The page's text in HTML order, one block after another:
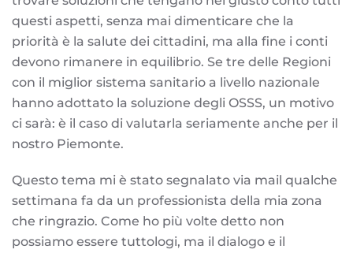
questi aspetti, senza mai dimenticare che la
priorità è la salute dei cittadini, ma alla fine i conti
devono rimanere in equilibrio. Se tre delle Regioni
con il miglior sistema sanitario a livello nazionale
hanno adottato la soluzione degli OSSS, un motivo
ci sarà: è il caso di valutarla seriamente anche per il
nostro Piemonte.
Questo tema mi è stato segnalato via mail qualche
settimana fa da un professionista della mia zona
che ringrazio. Come ho più volte detto non
possiamo essere tuttologi, ma il dialogo e il